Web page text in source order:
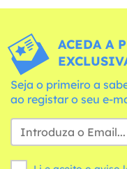
ACEDA A
Seja o primeiro a
ao registar o seu e-